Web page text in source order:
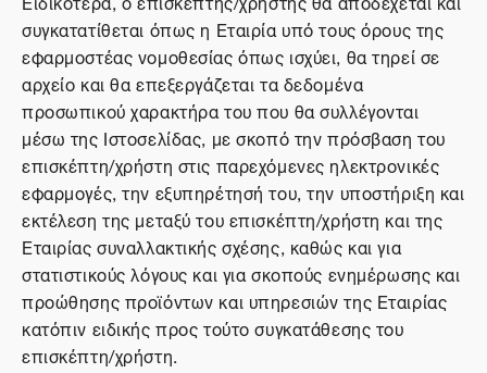
συγκατατίθεται όπως η Εταιρία υπό τους όρους της
εφαρμοστέας νομοθεσίας όπως ισχύει, θα τηρεί σε
αρχείο και θα επεξεργάζεται τα δεδομένα
προσωπικού χαρακτήρα του που θα συλλέγονται
μέσω της Ιστοσελίδας, με σκοπό την πρόσβαση του
επισκέπτη/χρήστη στις παρεχόμενες ηλεκτρονικές
εφαρμογές, την εξυπηρέτησή του, την υποστήριξη και
εκτέλεση της μεταξύ του επισκέπτη/χρήστη και της
Εταιρίας συναλλακτικής σχέσης, καθώς και για
στατιστικούς λόγους και για σκοπούς ενημέρωσης και
προώθησης προϊόντων και υπηρεσιών της Εταιρίας
κατόπιν ειδικής προς τούτο συγκατάθεσης του
επισκέπτη/χρήστη.